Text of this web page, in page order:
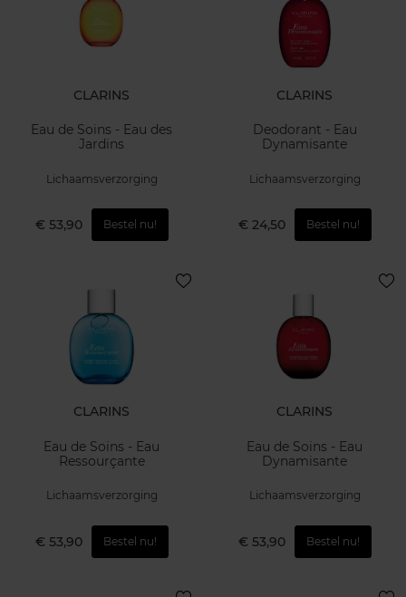
CLARINS
Eau de Soins - Eau des
Jardins
Lichaamsverzorging
€ 53,90 Bestel nu!
CLARINS
Deodorant - Eau
Dynamisante
Lichaamsverzorging
€ 24,50 Bestel nu!
CLARINS
Eau de Soins - Eau
Ressourçante
Lichaamsverzorging
€ 53,90 Bestel nu!
CLARINS
Eau de Soins - Eau
Dynamisante
Lichaamsverzorging
€ 53,90 Bestel nu!